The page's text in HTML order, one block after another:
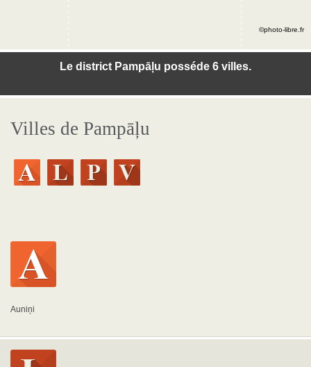
Le district Pampāļu posséde 6 villes.
©photo-libre.fr
Villes de Pampāļu
Auniņi